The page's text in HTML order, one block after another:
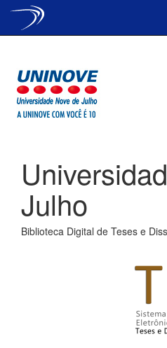
Julho
Biblioteca Digital de Teses e